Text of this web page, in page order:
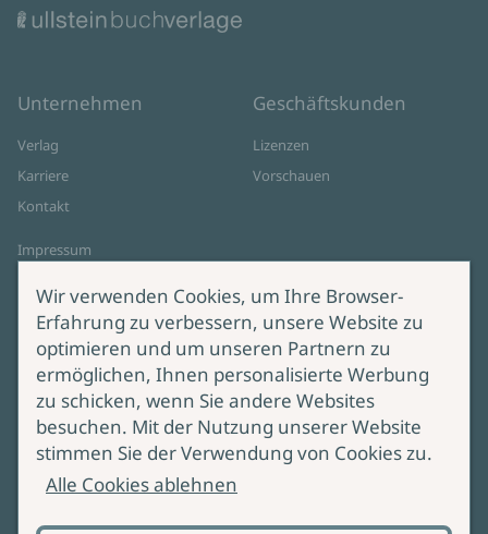
Unternehmen
Verlag
Karriere
Kontakt
Impressum
Cookie-Einstellungen
AGB Online Shop
Geschäftskunden
Lizenzen
Vorschauen
Service
Lieferung & Versand
Produktsicherheit
Bei Fragen zur Produktsicherheit
wenden Sie sich bitte an
Wir verwenden Cookies, um Ihre Browser-
Erfahrung zu verbessern, unsere Website zu
optimieren und um unseren Partnern zu
ermöglichen, Ihnen personalisierte Werbung
zu schicken, wenn Sie andere Websites
besuchen. Mit der Nutzung unserer Website
stimmen Sie der Verwendung von Cookies zu.
Alle Cookies ablehnen